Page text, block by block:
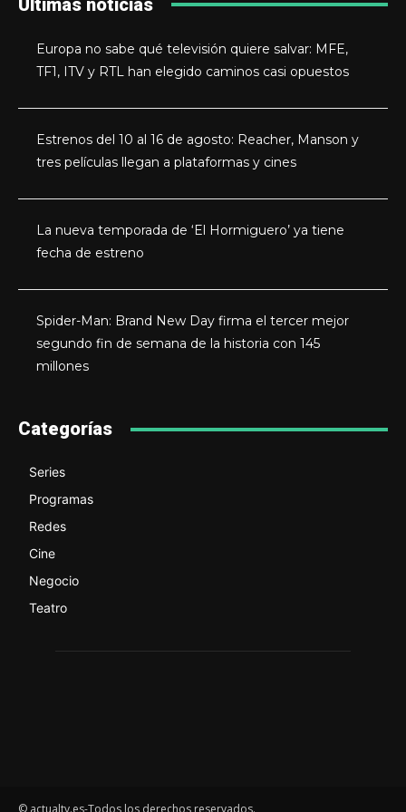
Europa no sabe qué televisión quiere salvar: MFE,
TF1, ITV y RTL han elegido caminos casi opuestos
Estrenos del 10 al 16 de agosto: Reacher, Manson y
tres películas llegan a plataformas y cines
La nueva temporada de ‘El Hormiguero’ ya tiene
fecha de estreno
Spider-Man: Brand New Day firma el tercer mejor
segundo fin de semana de la historia con 145
millones
Categorías
Series
Programas
Redes
Cine
Negocio
Teatro